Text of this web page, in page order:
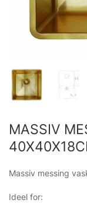
MASSIV
Massiv messing
Ideel for: